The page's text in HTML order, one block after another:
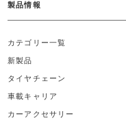
製品情報
カテゴリー一覧
新製品
タイヤチェーン
車載キャリア
カーアクセサリー